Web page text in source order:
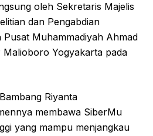
oleh Sekretaris Majelis
dan Pengabdian
Pusat Muhammadiyah Ahmad
Yogyakarta pada
Riyanta
membawa SiberMu
yang mampu menjangkau